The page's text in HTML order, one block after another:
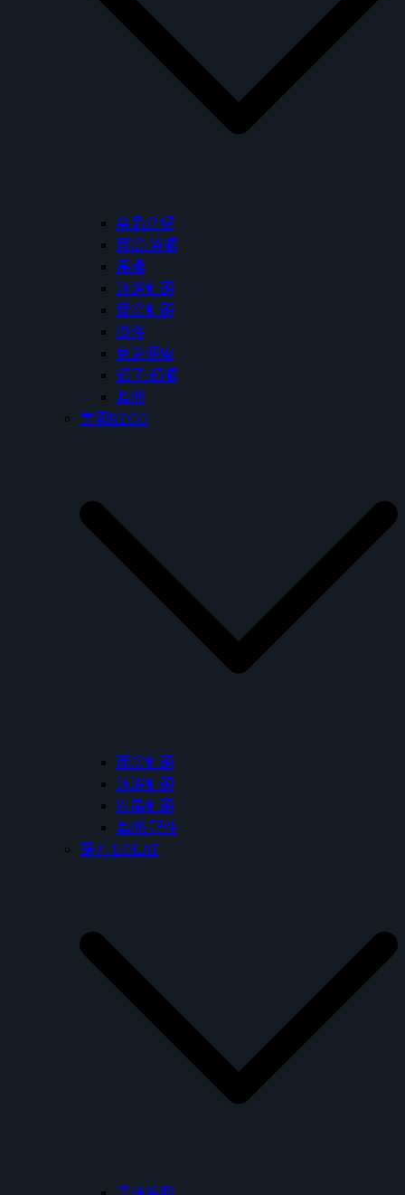
產品介紹
面盆/浴櫃
馬桶
沐浴龍頭
面盆龍頭
掛件
免治便座
鏡子/鏡櫃
其他
美國RECO
面盆龍頭
沐浴龍頭
廚房龍頭
其他/配件
羅力 LOLAT